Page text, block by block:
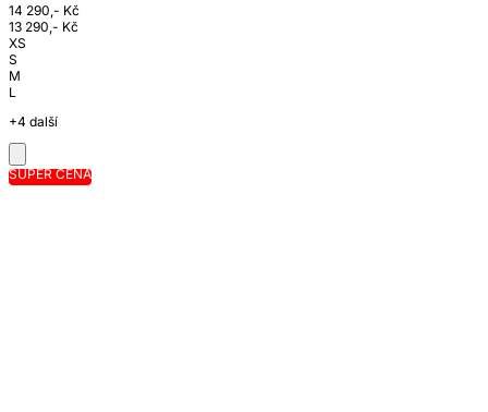
14 290,- Kč
13 290,- Kč
XS
S
M
L
+4 další
SUPER CENA